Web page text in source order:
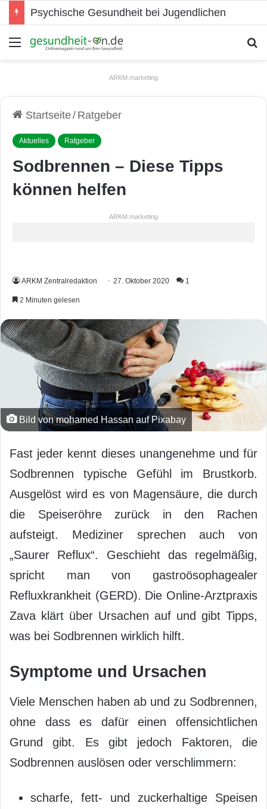
Psychische Gesundheit bei Jugendlichen
Menü
ARKM.marketing
Startseite/ Ratgeber
Aktuelles Ratgeber
Sodbrennen – Diese Tipps
können helfen
ARKM.marketing
ARKM Zentralredaktion 27. Oktober 2020 1
2 Minuten gelesen
Bild von mohamed Hassan auf Pixabay
Fast jeder kennt dieses unangenehme und für
Sodbrennen typische Gefühl im Brustkorb.
Ausgelöst wird es von Magensäure, die durch
die Speiseröhre zurück in den Rachen
aufsteigt. Mediziner sprechen auch von
„Saurer Reflux“. Geschieht das regelmäßig,
spricht man von gastroösophagealer
Refluxkrankheit (GERD). Die Online-Arztpraxis
Zava klärt über Ursachen auf und gibt Tipps,
was bei Sodbrennen wirklich hilft.
Symptome und Ursachen
Viele Menschen haben ab und zu Sodbrennen,
ohne dass es dafür einen offensichtlichen
Grund gibt. Es gibt jedoch Faktoren, die
Sodbrennen auslösen oder verschlimmern:
scharfe, fett- und zuckerhaltige Speisen